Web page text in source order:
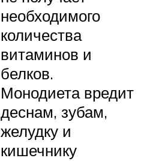
необходимого
количества
витаминов и
белков.
Монодиета вредит
деснам, зубам,
желудку и
кишечнику